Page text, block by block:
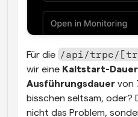
Für die /api/trpc/
wir eine Kaltstart-Dauer
Ausführungsdauer von
bisschen seltsam, oder?
nicht das Problem,